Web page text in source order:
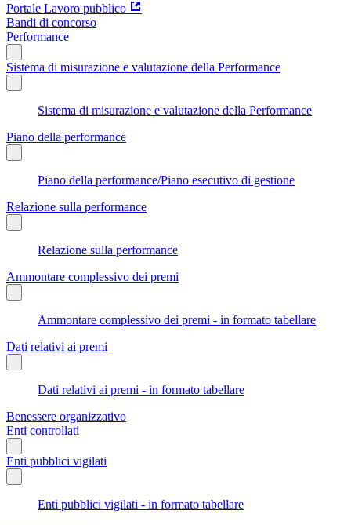
Portale Lavoro pubblico
Bandi di concorso
Performance
Sistema di misurazione e valutazione della Performance
Sistema di misurazione e valutazione della Performance
Piano della performance
Piano della performance/Piano esecutivo di gestione
Relazione sulla performance
Relazione sulla performance
Ammontare complessivo dei premi
Ammontare complessivo dei premi - in formato tabellare
Dati relativi ai premi
Dati relativi ai premi - in formato tabellare
Benessere organizzativo
Enti controllati
Enti pubblici vigilati
Enti pubblici vigilati - in formato tabellare